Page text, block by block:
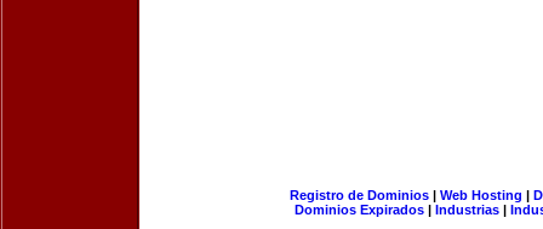
Registro de Dominios| Web Hosting |
Dominios Expirados | Industrias |